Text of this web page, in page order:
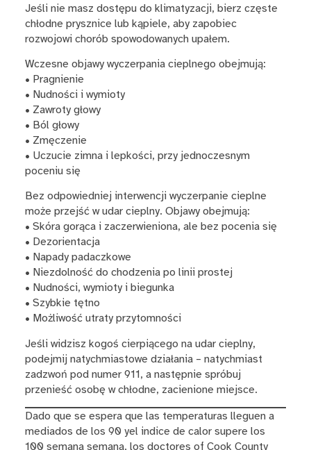
Jeśli nie masz dostępu do klimatyzacji, bierz częste
chłodne prysznice lub kąpiele, aby zapobiec
rozwojowi chorób spowodowanych upałem.
Wczesne objawy wyczerpania cieplnego obejmują:
• Pragnienie
• Nudności i wymioty
• Zawroty głowy
• Ból głowy
• Zmęczenie
• Uczucie zimna i lepkości, przy jednoczesnym
poceniu się
Bez odpowiedniej interwencji wyczerpanie cieplne
może przejść w udar cieplny. Objawy obejmują:
• Skóra gorąca i zaczerwieniona, ale bez pocenia się
• Dezorientacja
• Napady padaczkowe
• Niezdolność do chodzenia po linii prostej
• Nudności, wymioty i biegunka
• Szybkie tętno
• Możliwość utraty przytomności
Jeśli widzisz kogoś cierpiącego na udar cieplny,
podejmij natychmiastowe działania – natychmiast
zadzwoń pod numer 911, a następnie spróbuj
przenieść osobę w chłodne, zacienione miejsce.
Dado que se espera que las temperaturas lleguen a
mediados de los 90 yel indice de calor supere los
100 semana semana, los doctores of Cook County